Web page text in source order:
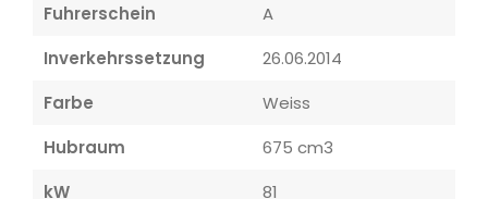
Fuhrerschein
A
Inverkehrssetzung
26.06.2014
Farbe
Weiss
Hubraum
675 cm3
kW
81